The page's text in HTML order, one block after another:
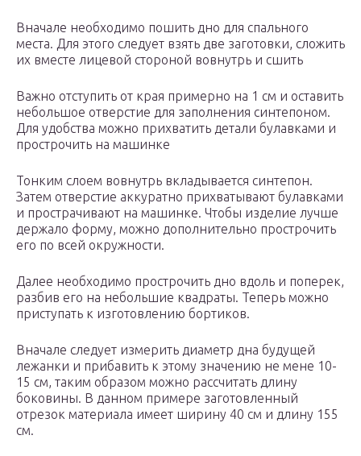
Вначале необходимо пошить дно для спального
места. Для этого следует взять две заготовки, сложить
их вместе лицевой стороной вовнутрь и сшить
Важно отступить от края примерно на 1 см и оставить
небольшое отверстие для заполнения синтепоном.
Для удобства можно прихватить детали булавками и
прострочить на машинке
Тонким слоем вовнутрь вкладывается синтепон.
Затем отверстие аккуратно прихватывают булавками
и прострачивают на машинке. Чтобы изделие лучше
держало форму, можно дополнительно прострочить
его по всей окружности.
Далее необходимо прострочить дно вдоль и поперек,
разбив его на небольшие квадраты. Теперь можно
приступать к изготовлению бортиков.
Вначале следует измерить диаметр дна будущей
лежанки и прибавить к этому значению не мене 10-
15 см, таким образом можно рассчитать длину
боковины. В данном примере заготовленный
отрезок материала имеет ширину 40 см и длину 155
см.